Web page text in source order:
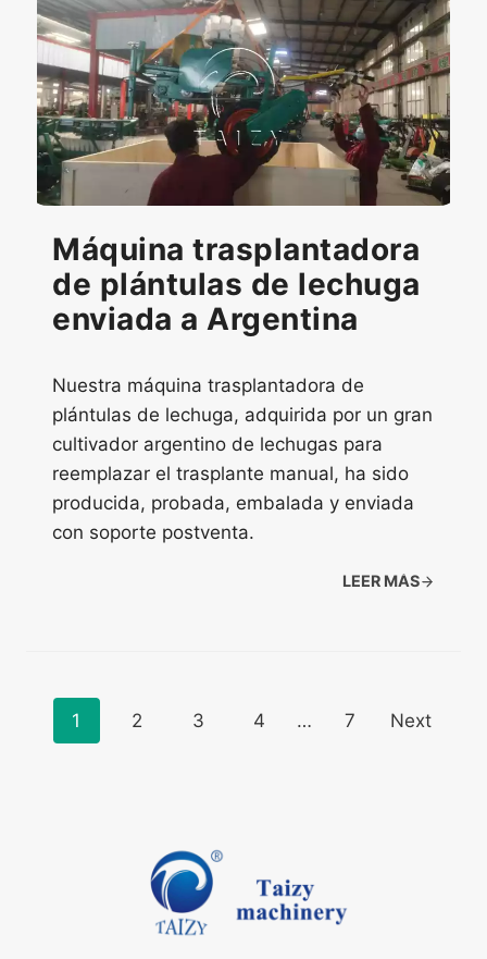
Máquina trasplantadora
de plántulas de lechuga
enviada a Argentina
Nuestra máquina trasplantadora de
plántulas de lechuga, adquirida por un gran
cultivador argentino de lechugas para
reemplazar el trasplante manual, ha sido
producida, probada, embalada y enviada
con soporte postventa.
LEER MÁS
Posts
1 2 3 4 … 7 Next